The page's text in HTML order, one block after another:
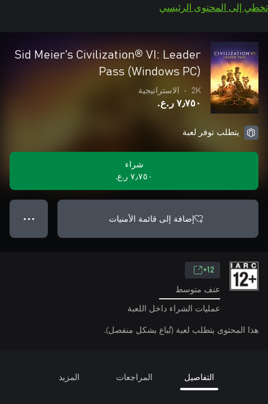
تخطي إلى المحتوى الرئيسي
Sid Meier’s Civilization® VI: Leader
Pass (Windows PC)
2K
• الاستراتيجية
٧٫٧٥٠ ر.ع.‏
يتطلب توفر لعبة
شراء
٧٫٧٥٠ ر.ع.‏
إضافة إلى قائمة الأمنيات ● ● ●
12+
عنف متوسط
عمليات الشراء داخل اللعبة
هذا المحتوى يتطلب لعبة (تُباع بشكل منفصل).
التفاصيل المراجعات المزيد